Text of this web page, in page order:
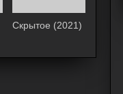
Скрытое (2021)